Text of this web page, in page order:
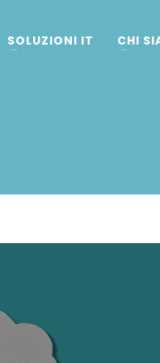
SOLUZIONI IT CHI